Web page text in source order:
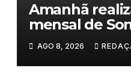
Amanhã
mensal de
AGO 8, 2026